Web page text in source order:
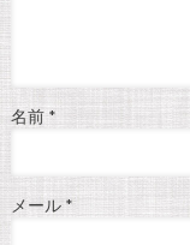
名前*
メール *